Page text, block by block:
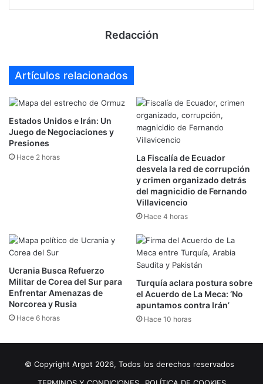
Redacción
Artículos relacionados
Estados Unidos e Irán: Un
Juego de Negociaciones y
Presiones
Hace 2 horas
La Fiscalía de Ecuador
desvela la red de corrupción
y crimen organizado detrás
del magnicidio de Fernando
Villavicencio
Hace 4 horas
Ucrania Busca Refuerzo
Militar de Corea del Sur para
Enfrentar Amenazas de
Norcorea y Rusia
Hace 6 horas
Turquía aclara postura sobre
el Acuerdo de La Meca: ‘No
apuntamos contra Irán’
Hace 10 horas
© Copyright Argot 2026, Todos los derechos reservados